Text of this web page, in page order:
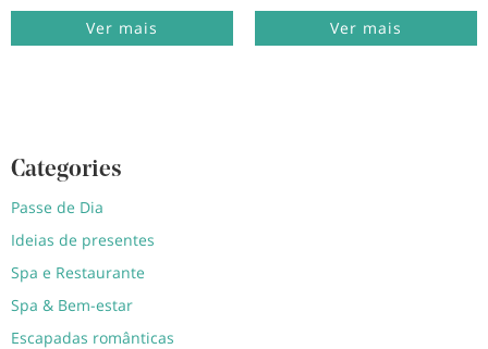
Ver mais
Ver mais
Categories
Passe de Dia
Ideias de presentes
Spa e Restaurante
Spa & Bem-estar
Escapadas românticas